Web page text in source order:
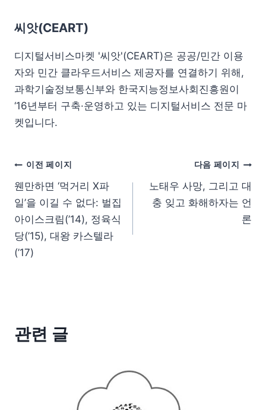
씨앗(CEART)
디지털서비스마켓 '씨앗'(CEART)은 공공/민간 이용
자와 민간 클라우드서비스 제공자를 연결하기 위해,
과학기술정보통신부와 한국지능정보사회진흥원이
‘16년부터 구축·운영하고 있는 디지털서비스 전문 마
켓입니다.
이전 페이지
웬만하면 ‘먹거리 X파
일’을 이길 수 없다: 벌집
아이스크림(’14), 정육식
당(’15), 대왕 카스텔라
(’17)
다음 페이지
노태우 사망, 그리고 대
충 잊고 화해하자는 언
론
관련 글